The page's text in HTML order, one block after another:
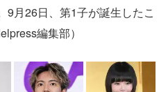
9月26日、第1子が誕生したこ
編集部）